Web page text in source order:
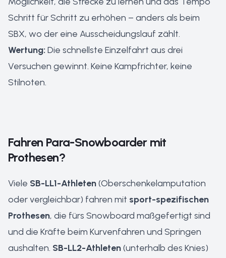
Schritt für Schritt zu erhöhen – anders als beim
SBX, wo der eine Ausscheidungslauf zählt.
Wertung: Die schnellste Einzelfahrt aus drei
Versuchen gewinnt. Keine Kampfrichter, keine
Stilnoten.
Fahren Para-Snowboarder mit
Prothesen?
Viele SB-LL1-Athleten(Oberschenkelamputation
oder vergleichbar) fahren mit sport-spezifischen
Prothesen, die fürs Snowboard maßgefertigt sind
und die Kräfte beim Kurvenfahren und Springen
aushalten. SB-LL2-Athleten(unterhalb des Knies)